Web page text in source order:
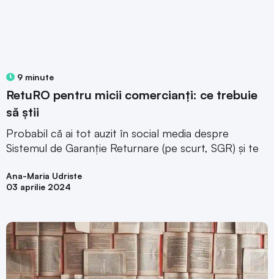
9 minute
RetuRO pentru micii comercianți: ce trebuie
să știi
Probabil că ai tot auzit în social media despre
Sistemul de Garanție Returnare (pe scurt, SGR) și te
Ana-Maria Udriste
03 aprilie 2024